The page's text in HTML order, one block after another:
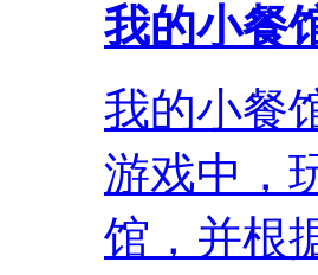
我的小餐
我的小餐
游戏中，
馆，并根